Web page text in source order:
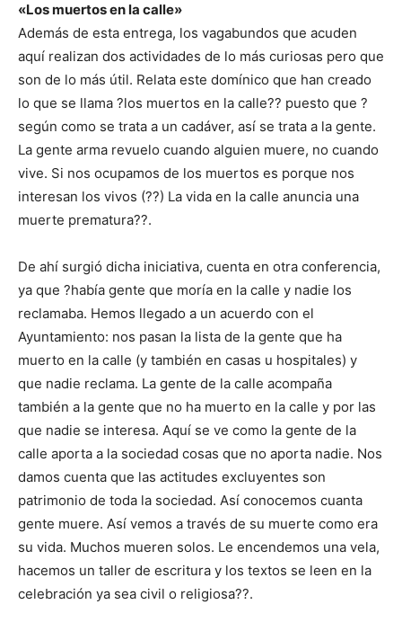
«Los muertos en la calle»
Además de esta entrega, los vagabundos que acuden
aquí realizan dos actividades de lo más curiosas pero que
son de lo más útil. Relata este domínico que han creado
lo que se llama ?los muertos en la calle?? puesto que ?
según como se trata a un cadáver, así se trata a la gente.
La gente arma revuelo cuando alguien muere, no cuando
vive. Si nos ocupamos de los muertos es porque nos
interesan los vivos (??) La vida en la calle anuncia una
muerte prematura??.
De ahí surgió dicha iniciativa, cuenta en otra conferencia,
ya que ?había gente que moría en la calle y nadie los
reclamaba. Hemos llegado a un acuerdo con el
Ayuntamiento: nos pasan la lista de la gente que ha
muerto en la calle (y también en casas u hospitales) y
que nadie reclama. La gente de la calle acompaña
también a la gente que no ha muerto en la calle y por las
que nadie se interesa. Aquí se ve como la gente de la
calle aporta a la sociedad cosas que no aporta nadie. Nos
damos cuenta que las actitudes excluyentes son
patrimonio de toda la sociedad. Así conocemos cuanta
gente muere. Así vemos a través de su muerte como era
su vida. Muchos mueren solos. Le encendemos una vela,
hacemos un taller de escritura y los textos se leen en la
celebración ya sea civil o religiosa??.